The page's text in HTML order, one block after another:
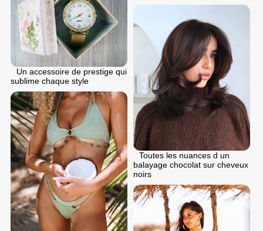
Un accessoire de prestige qui
sublime chaque style
Toutes les nuances d un
balayage chocolat sur cheveux
noirs